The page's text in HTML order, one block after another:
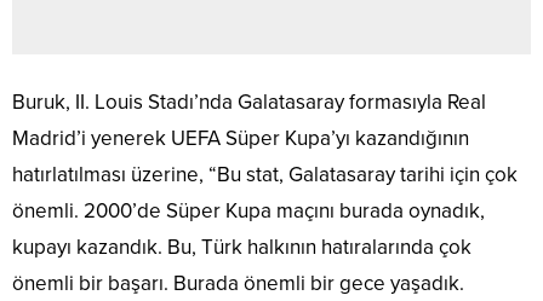
Buruk, II. Louis Stadı’nda Galatasaray formasıyla Real
Madrid’i yenerek UEFA Süper Kupa’yı kazandığının
hatırlatılması üzerine, “Bu stat, Galatasaray tarihi için çok
önemli. 2000’de Süper Kupa maçını burada oynadık,
kupayı kazandık. Bu, Türk halkının hatıralarında çok
önemli bir başarı. Burada önemli bir gece yaşadık.